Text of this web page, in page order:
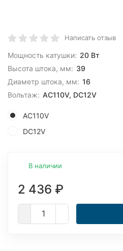
Написать отзыв
Мощность катушки: 20 Вт
Высота штока, мм: 39
Диаметр штока, мм: 16
Вольтаж: AC110V, DC12V
AC110V
DC12V
В наличии
2 436 ₽